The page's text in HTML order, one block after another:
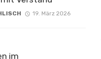
19. März 2026
im